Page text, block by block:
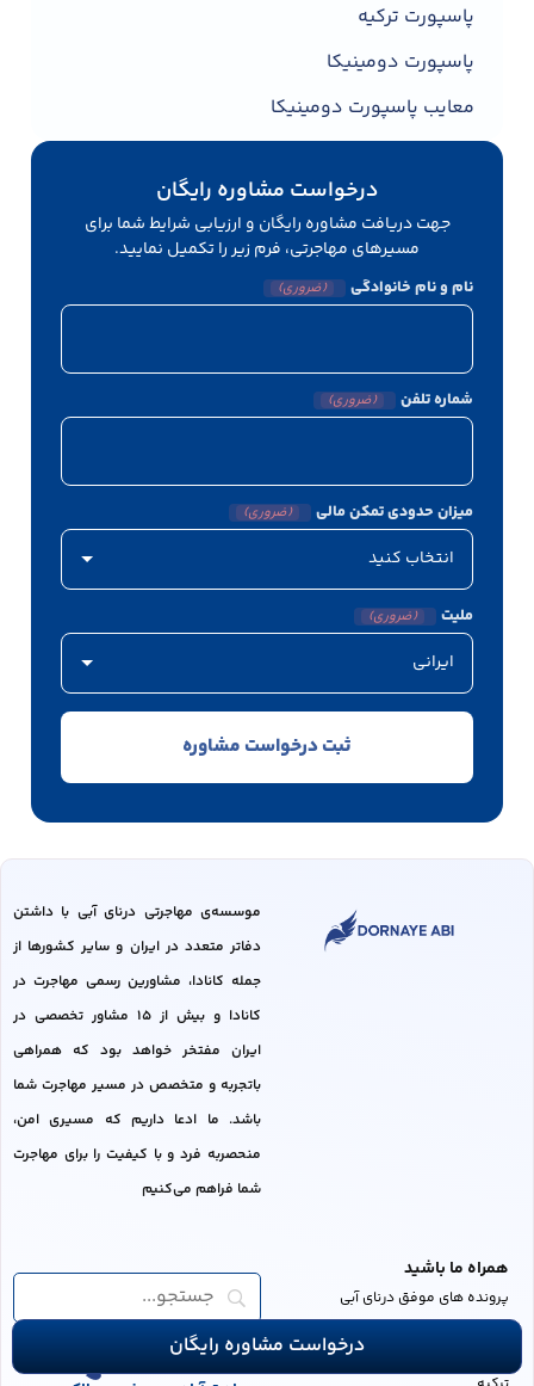
پاسپورت ترکیه
پاسپورت دومینیکا
معایب پاسپورت دومینیکا
درخواست مشاوره رایگان
جهت دریافت مشاوره رایگان و ارزیابی شرایط شما برای
مسیرهای مهاجرتی، فرم زیر را تکمیل نمایید.
نام و نام خانوادگی (ضروری)
شماره تلفن (ضروری)
میزان حدودی تمکن مالی (ضروری)
ملیت (ضروری)
موسسه‌ی مهاجرتی درنای آبی با داشتن
دفاتر متعدد در ایران و سایر کشور‌ها از
جمله کانادا، مشاورین رسمی مهاجرت در
کانادا و بیش از 15 مشاور تخصصی در
ایران مفتخر خواهد بود که همراهی
باتجربه و متخصص در مسیر مهاجرت شما
باشد. ما ادعا داریم که مسیری امن،
منحصربه فرد و با کیفیت را برای مهاجرت
شما فراهم می‌کنیم
همراه ما باشید
پرونده های موفق درنای آبی
خدمات مهاجرت ویژه ایرانیان مقیم
021-22096110
021-22096120
درخواست مشاوره رایگان